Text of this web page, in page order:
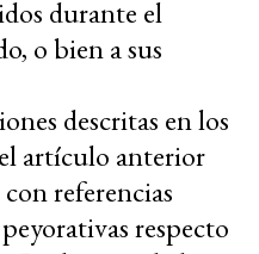
durante el
o bien a sus
descritas en los
artículo anterior
referencias
respecto